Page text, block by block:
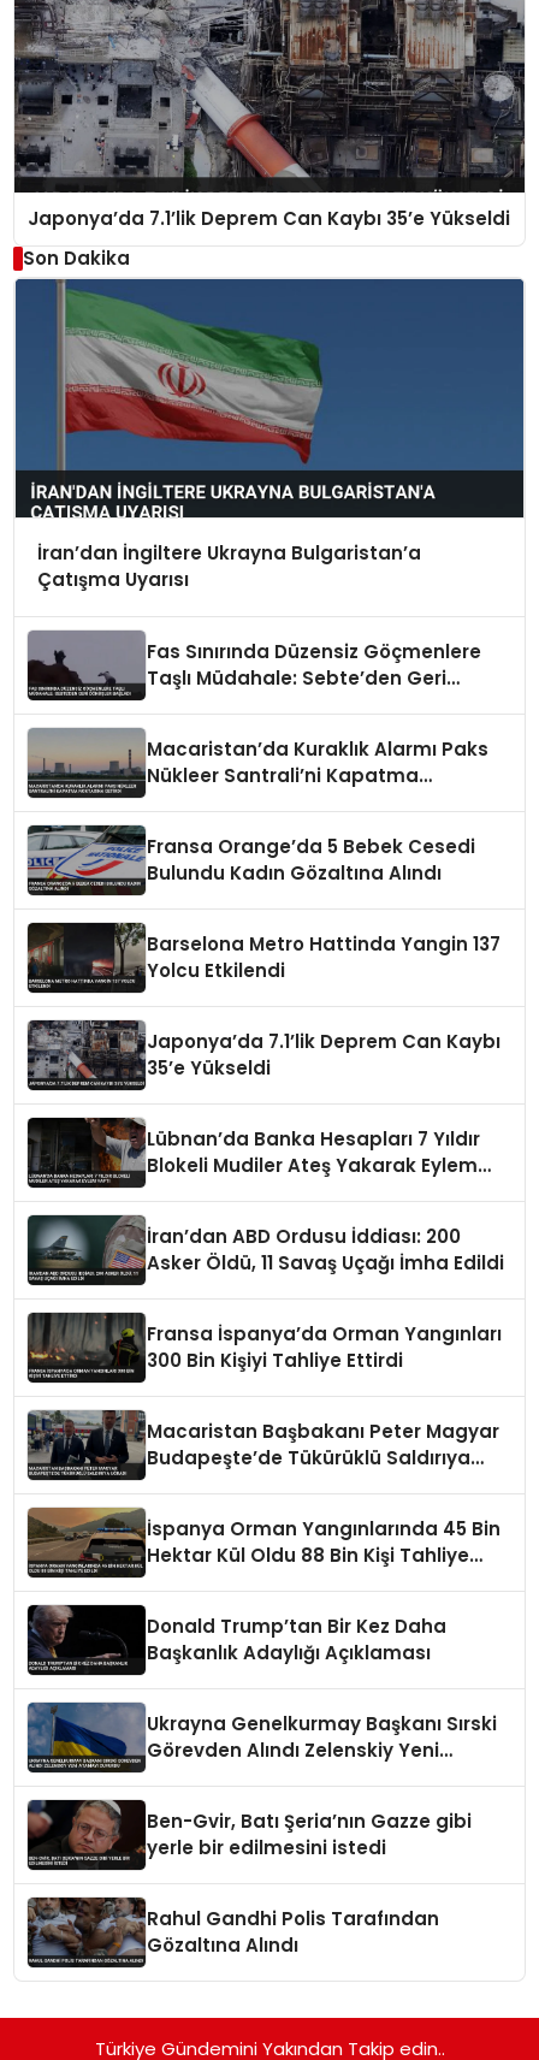
Japonya’da 7.1’lik Deprem Can Kaybı 35’e Yükseldi
Son Dakika
İran’dan İngiltere Ukrayna Bulgaristan’a
Çatışma Uyarısı
Fas Sınırında Düzensiz Göçmenlere
Taşlı Müdahale: Sebte’den Geri
Macaristan’da Kuraklık Alarmı Paks
Nükleer Santrali’ni Kapatma
Fransa Orange’da 5 Bebek Cesedi
Bulundu Kadın Gözaltına Alındı
Barselona Metro Hattinda Yangin 137
Yolcu Etkilendi
Japonya’da 7.1’lik Deprem Can Kaybı
35’e Yükseldi
Lübnan’da Banka Hesapları 7 Yıldır
Blokeli Mudiler Ateş Yakarak Eylem
İran’dan ABD Ordusu İddiası: 200
Asker Öldü, 11 Savaş Uçağı İmha Edildi
Fransa İspanya’da Orman Yangınları
300 Bin Kişiyi Tahliye Ettirdi
Macaristan Başbakanı Peter Magyar
Budapeşte’de Tükürüklü Saldırıya
İspanya Orman Yangınlarında 45 Bin
Hektar Kül Oldu 88 Bin Kişi Tahliye
Donald Trump’tan Bir Kez Daha
Başkanlık Adaylığı Açıklaması
Ukrayna Genelkurmay Başkanı Sırski
Görevden Alındı Zelenskiy Yeni
Ben-Gvir, Batı Şeria’nın Gazze gibi
yerle bir edilmesini istedi
Rahul Gandhi Polis Tarafından
Gözaltına Alındı
Türkiye Gündemini Yakından Takip edin..